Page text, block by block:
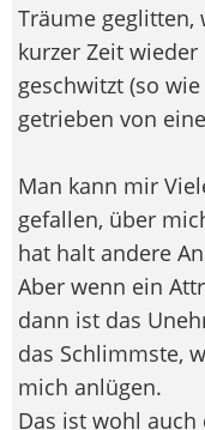
Träume geglitten,
kurzer Zeit
geschwitzt (so
getrieben von
Man kann mir
gefallen, über
hat halt andere
Aber wenn ein
dann ist das
das Schlimmste,
mich anlügen.
Das ist wohl